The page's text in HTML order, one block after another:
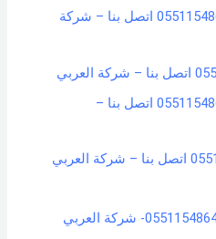
صيانة مكائن القهوة بحائل – 0551154864 اتصل بنا – شركة
شركة صيانة مكيفات بحائل -0551154864 اتصل بنا –